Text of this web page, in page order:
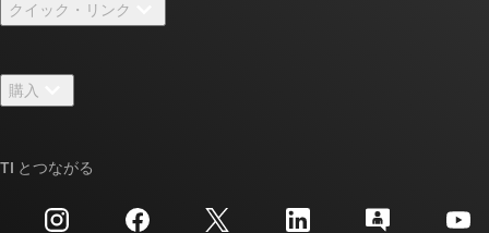
採用情報
ニュース
イベント
投資家向け情報
クイック・リンク
TI E2E™ 設計サポート・フォーラム
クロスリファレンス検索
カスタマー・サポート・センター
購入
TI とつながる